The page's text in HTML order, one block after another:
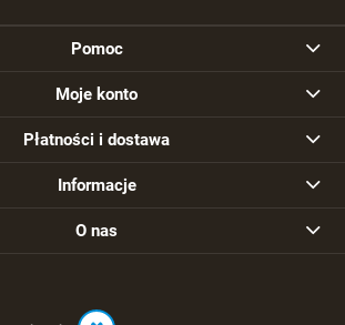
Pomoc
Moje konto
Płatności i dostawa
Informacje
O nas